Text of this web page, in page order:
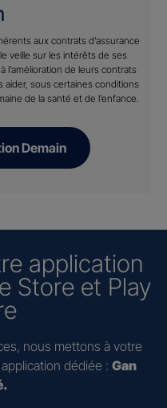
aux contrats d’assurance
veille sur les intérêts de ses
l’amélioration de leurs contrats
aider, sous certaines conditions
de la santé et de l’enfance.
Demain
application
Store et Play
nous mettons à votre
dédiée : Gan